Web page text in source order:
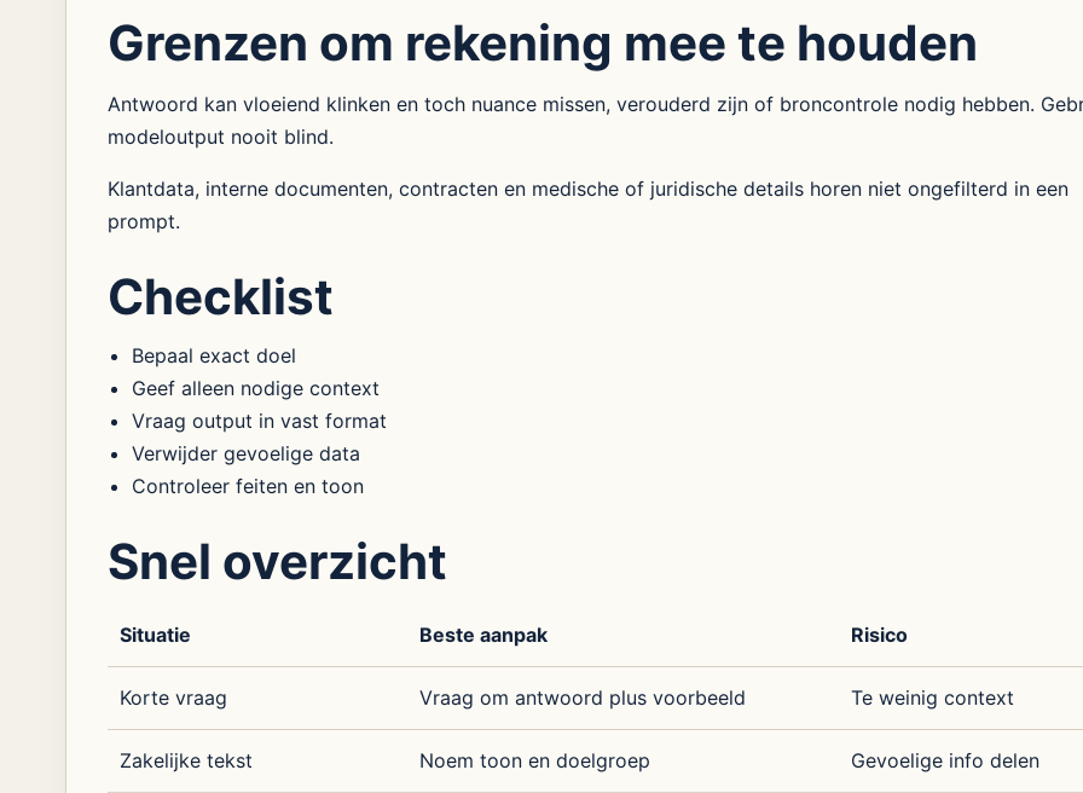
Grenzen om rekening mee te houden
Antwoord kan vloeiend klinken en toch nuance missen, verouderd zijn of broncontrole nodig hebben.
modeloutput nooit blind.
Klantdata, interne documenten, contracten en medische of juridische details horen niet ongefilterd in een
prompt.
Checklist
Bepaal exact doel
Geef alleen nodige context
Vraag output in vast format
Verwijder gevoelige data
Controleer feiten en toon
Snel overzicht
Situatie Beste aanpak Risico
Korte vraag Vraag om antwoord plus voorbeeld Te weinig context
Zakelijke tekst Noem toon en doelgroep Gevoelige info delen